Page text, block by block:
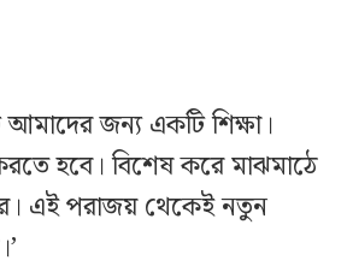
আমাদের জন্য একটি শিক্ষা।
হবে। বিশেষ করে মাঝমাঠে
এই পরাজয় থেকেই নতুন